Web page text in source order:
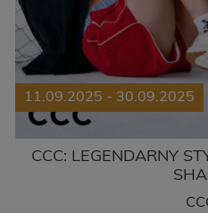
11.09.2025 - 30.09.2025
CCC: LEGENDARNY